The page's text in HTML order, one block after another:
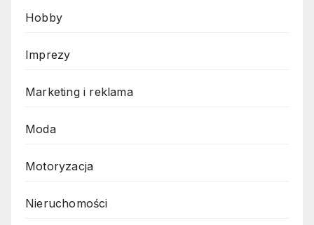
Hobby
Imprezy
Marketing i reklama
Moda
Motoryzacja
Nieruchomości